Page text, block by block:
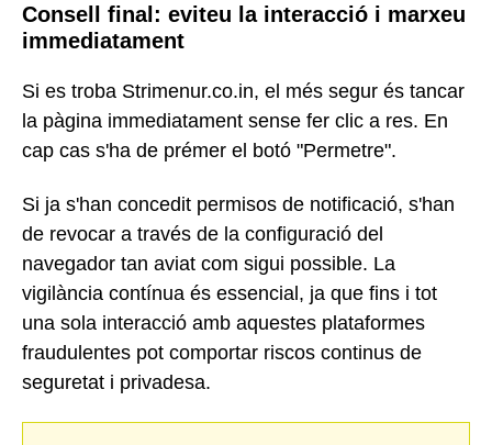
Consell final: eviteu la interacció i marxeu
immediatament
Si es troba Strimenur.co.in, el més segur és tancar
la pàgina immediatament sense fer clic a res. En
cap cas s'ha de prémer el botó "Permetre".
Si ja s'han concedit permisos de notificació, s'han
de revocar a través de la configuració del
navegador tan aviat com sigui possible. La
vigilància contínua és essencial, ja que fins i tot
una sola interacció amb aquestes plataformes
fraudulentes pot comportar riscos continus de
seguretat i privadesa.